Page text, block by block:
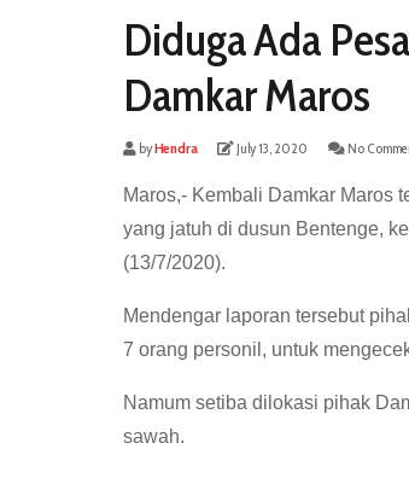
Diduga Ada
Damkar Maros
byHendra July 13, 2020 No
Maros,- Kembali Damkar Maros
yang jatuh di dusun Bentenge,
(13/7/2020).
Mendengar laporan tersebut
7 orang personil, untuk
Namum setiba dilokasi pihak
sawah.